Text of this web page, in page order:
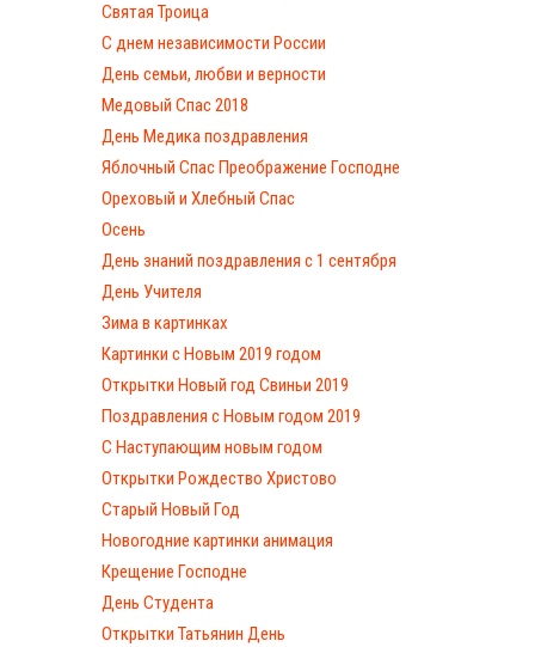
Святая Троица
С днем независимости России
День семьи, любви и верности
Медовый Спас 2018
День Медика поздравления
Яблочный Спас Преображение Господне
Ореховый и Хлебный Спас
Осень
День знаний поздравления с 1 сентября
День Учителя
Зима в картинках
Картинки с Новым 2019 годом
Открытки Новый год Свиньи 2019
Поздравления с Новым годом 2019
С Наступающим новым годом
Открытки Рождество Христово
Старый Новый Год
Новогодние картинки анимация
Крещение Господне
День Студента
Открытки Татьянин День